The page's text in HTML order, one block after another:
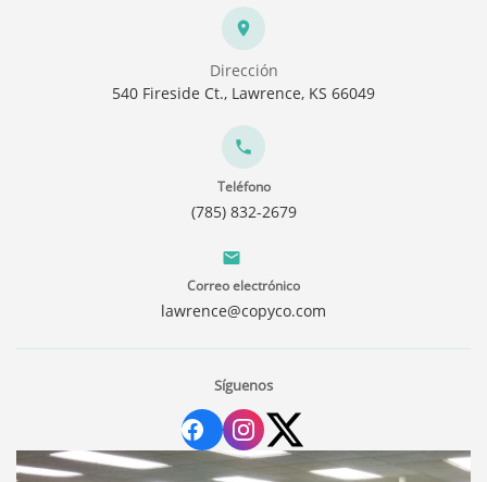
Dirección
540 Fireside Ct., Lawrence, KS 66049
Teléfono
(785) 832-2679
Correo electrónico
lawrence@copyco.com
Síguenos